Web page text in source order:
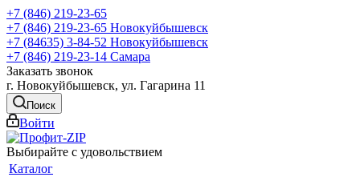
+7 (846) 219-23-65
+7 (846) 219-23-65 Новокуйбышевск
+7 (84635) 3-84-52 Новокуйбышевск
+7 (846) 219-23-14 Самара
Заказать звонок
г. Новокуйбышевск, ул. Гагарина 11
Поиск
Войти
Выбирайте с удовольствием
Каталог